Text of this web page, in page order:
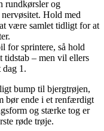
rundkørsler og
Hold med
være samlet tidligt for at
for sprintere, så hold
tidstab – men vil ellers
dag 1.
bump til bjergtrøjen,
bør ende i et renfærdigt
og stærke tog er
røde trøje.